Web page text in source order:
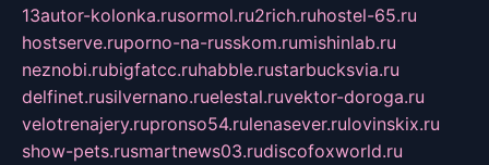
13autor-kolonka.rusormol.ru2rich.ruhostel-65.ru
hostserve.ruporno-na-russkom.rumishinlab.ru
neznobi.rubigfatcc.ruhabble.rustarbucksvia.ru
delfinet.rusilvernano.ruelestal.ruvektor-doroga.ru
velotrenajery.rupronso54.rulenasever.rulovinskix.ru
show-pets.rusmartnews03.rudiscofoxworld.ru